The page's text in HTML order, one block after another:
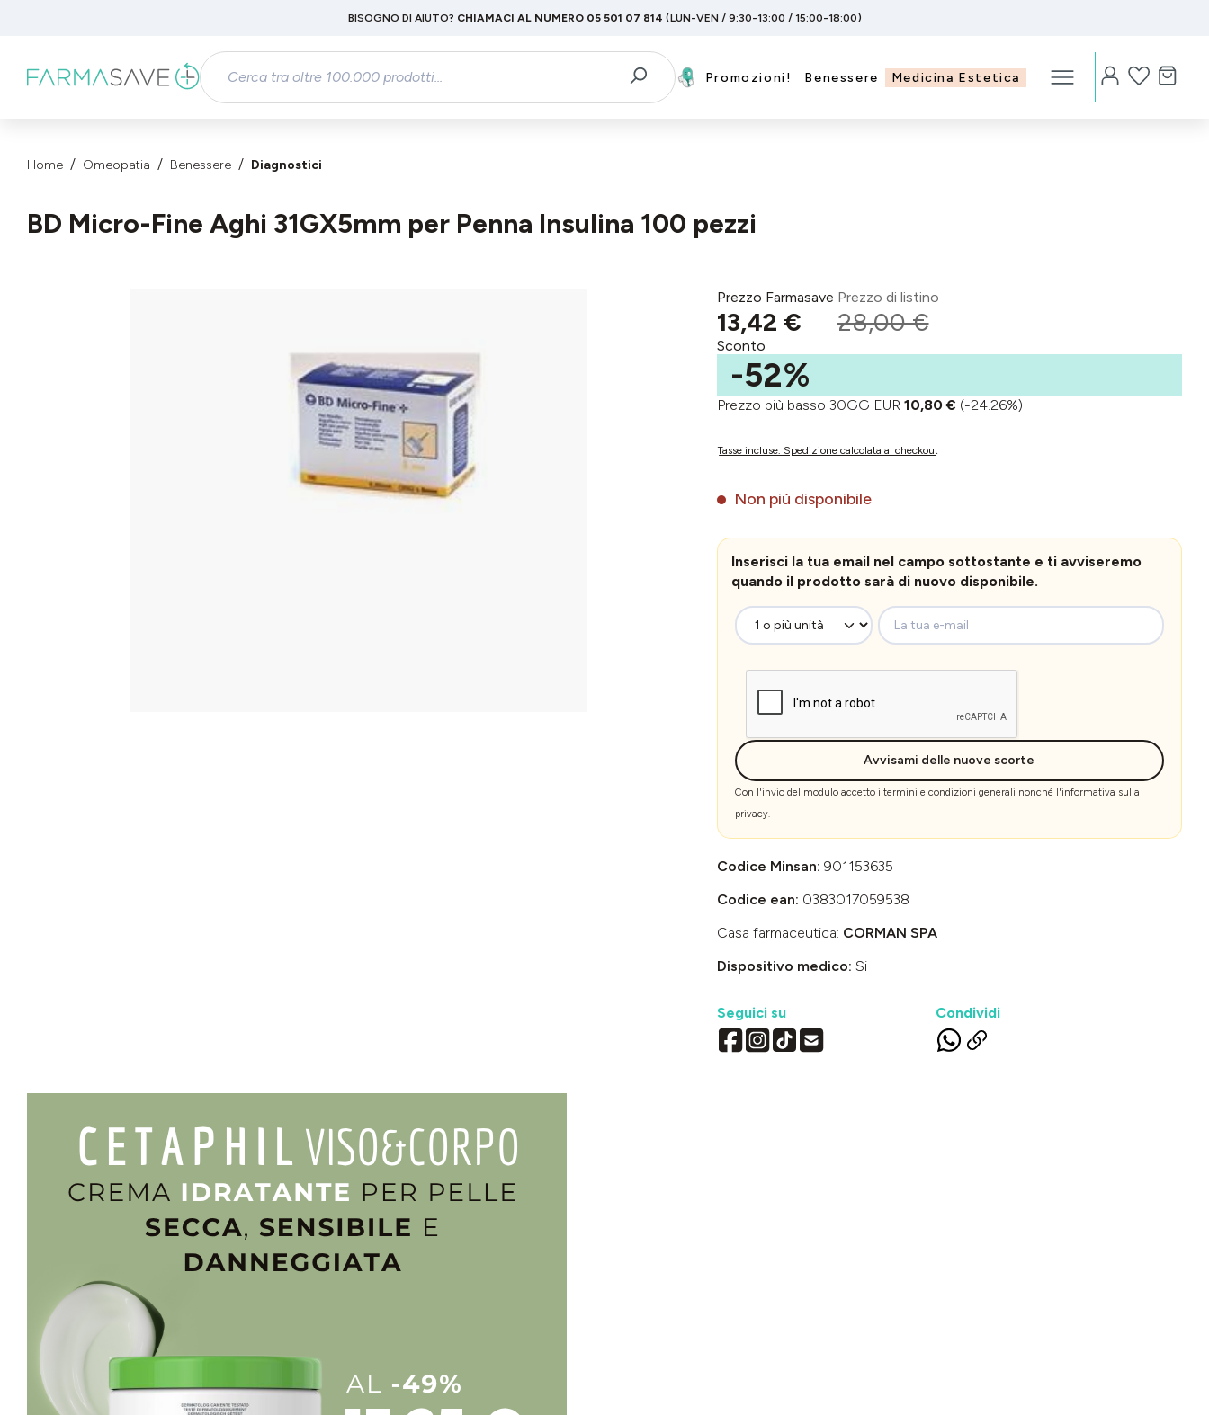
Passa alla navigazione principale
BISOGNO DI AIUTO? CHIAMACI AL NUMERO 05 501 07 814 (LUN-VEN / 9:30-13:00 / 15:00-18:00)
Promozioni! Benessere Medicina Estetica
Home Omeopatia Benessere Diagnostici
BD Micro-Fine Aghi 31GX5mm per Penna Insulina 100 pezzi
Prezzo Farmasave
13,42 €
Prezzo di listino
28,00 €
Sconto
-52%
Prezzo più basso 30GG EUR 10,80 € (-24.26%)
Tasse incluse. Spedizione calcolata al checkout
Non più disponibile
Inserisci la tua email nel campo sottostante e ti avviseremo
quando il prodotto sarà di nuovo disponibile.
La tua e-mail
Avvisami delle nuove scorte
Con l'invio del modulo accetto i termini e condizioni generali nonché l'informativa sulla
privacy.
Codice Minsan: 901153635
Codice ean: 0383017059538
Casa farmaceutica: CORMAN SPA
Dispositivo medico: Si
Seguici su Condividi